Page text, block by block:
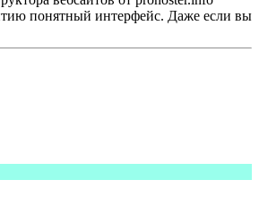
понятный интерфейс. Даже если вы